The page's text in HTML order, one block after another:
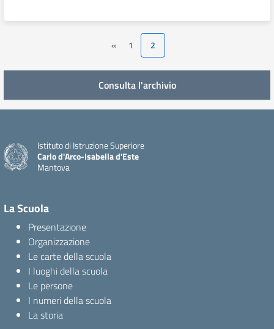
« 1 2
Consulta l'archivio
Istituto di Istruzione Superiore
Carlo d'Arco-Isabella d'Este
Mantova
La Scuola
Presentazione
Organizzazione
Le carte della scuola
I luoghi della scuola
Le persone
I numeri della scuola
La storia